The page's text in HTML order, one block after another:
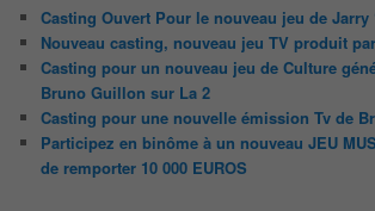
Casting Ouvert Pour le nouveau jeu de Jarry
Nouveau casting, nouveau jeu TV produit
Casting pour un nouveau jeu de Culture
Bruno Guillon sur La 2
Casting pour une nouvelle émission Tv de
Participez en binôme à un nouveau JEU
de remporter 10 000 EUROS